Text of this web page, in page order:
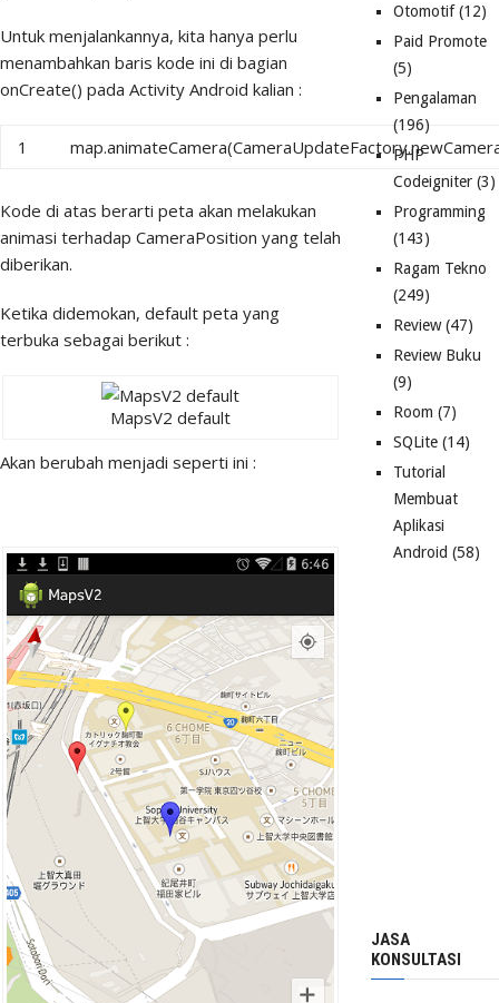
Untuk menjalankannya, kita hanya perlu
menambahkan baris kode ini di bagian
onCreate() pada Activity Android kalian :
1
Kode di atas berarti peta akan melakukan
animasi terhadap CameraPosition yang telah
diberikan.
Ketika didemokan, default peta yang
terbuka sebagai berikut :
MapsV2 default
Akan berubah menjadi seperti ini :
Otomotif(12)
Paid Promote
(5)
Pengalaman
(196)
PHP
Codeigniter (3)
Programming
(143)
Ragam Tekno
(249)
Review(47)
Review Buku
(9)
Room (7)
SQLite (14)
Tutorial
Membuat
Aplikasi
Android (58)
JASA
KONSULTASI